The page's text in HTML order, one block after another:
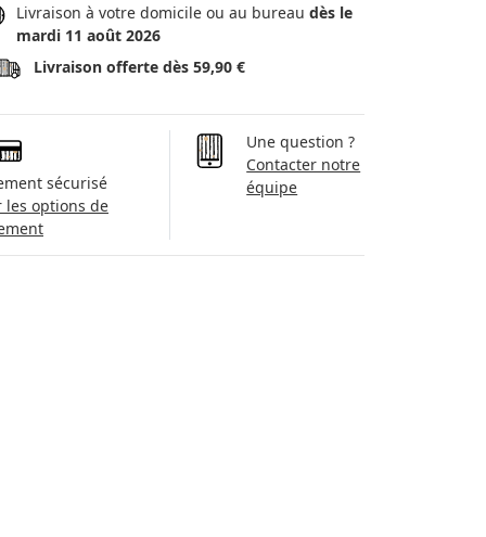
Livraison à votre domicile ou au bureau dès le
mardi 11 août 2026
Livraison offerte dès 59,90 €
sécurisé
les options de
Une question ?
Contacter notre
équipe